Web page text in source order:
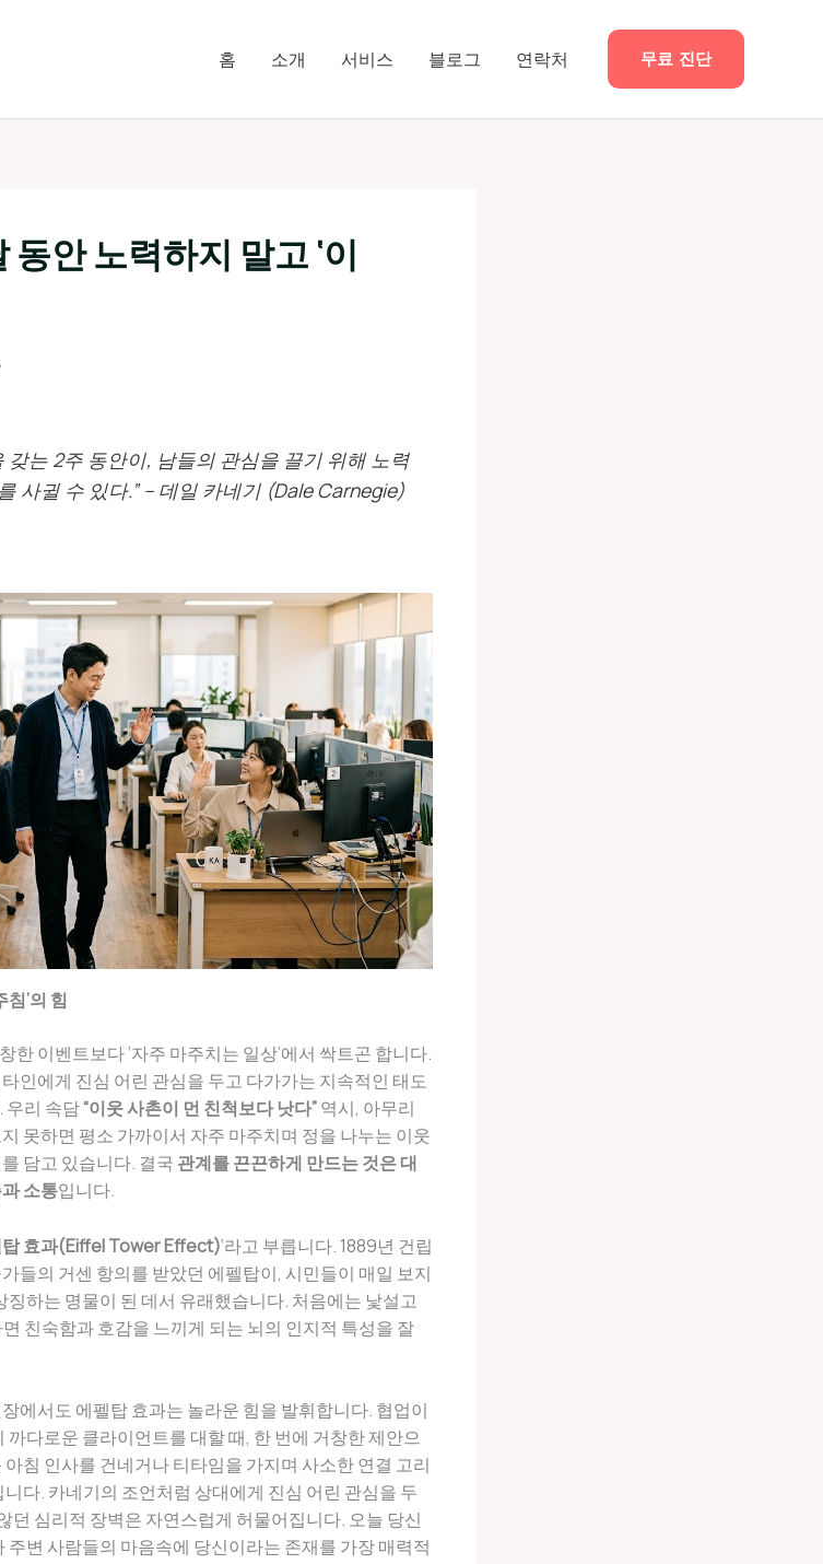
홈 소개 서비스 블로그 연락처 무료 진단
동안 노력하지 말고 ‘이
갖는 2주 동안이, 남들의 관심을 끌기 위해 노력
사귈 수 있다.” – 데일 카네기 (Dale Carnegie)
’의 힘
한 이벤트보다 ‘자주 마주치는 일상’에서 싹트곤 합니다.
인에게 진심 어린 관심을 두고 다가가는 지속적인 태도
우리 속담“이웃 사촌이 먼 친척보다 낫다”역시, 아무리
못하면 평소 가까이서 자주 마주치며 정을 나누는 이웃
담고 있습니다. 결국 관계를 끈끈하게 만드는 것은 대
소통입니다.
효과(Eiffel Tower Effect)‘라고 부릅니다. 1889년 건립
들의 거센 항의를 받았던 에펠탑이, 시민들이 매일 보지
징하는 명물이 된 데서 유래했습니다. 처음에는 낯설고
친숙함과 호감을 느끼게 되는 뇌의 인지적 특성을 잘
에서도 에펠탑 효과는 놀라운 힘을 발휘합니다. 협업이
다로운 클라이언트를 대할 때, 한 번에 거창한 제안으
침 인사를 건네거나 티타임을 가지며 사소한 연결 고리
다. 카네기의 조언처럼 상대에게 진심 어린 관심을 두
던 심리적 장벽은 자연스럽게 허물어집니다. 오늘 당신
주변 사람들의 마음속에 당신이라는 존재를 가장 매력적